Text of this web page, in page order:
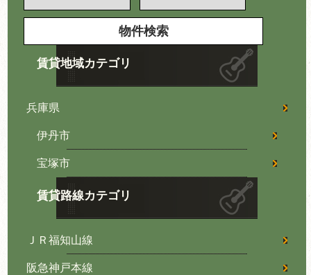
賃貸地域カテゴリ
兵庫県
伊丹市
宝塚市
賃貸路線カテゴリ
ＪＲ福知山線
阪急神戸本線